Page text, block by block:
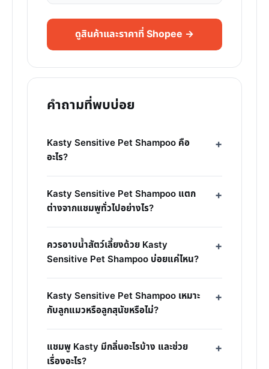
ดูสินค้าและราคาที่ Shopee →
คำถามที่พบบ่อย
Kasty Sensitive Pet Shampoo คือ
อะไร?
Kasty Sensitive Pet Shampoo แตก
ต่างจากแชมพูทั่วไปอย่างไร?
ควรอาบน้ำสัตว์เลี้ยงด้วย Kasty
Sensitive Pet Shampoo บ่อยแค่ไหน?
Kasty Sensitive Pet Shampoo เหมาะ
กับลูกแมวหรือลูกสุนัขหรือไม่?
แชมพู Kasty มีกลิ่นอะไรบ้าง และช่วย
เรื่องอะไร?